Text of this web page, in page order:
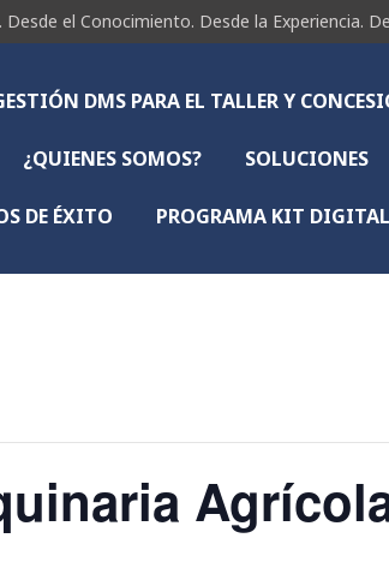
Desde el Conocimiento. Desde la Experiencia.
DMS PARA EL TALLER Y
¿QUIENES SOMOS? SOLUCIONES
DE ÉXITO PROGRAMA KIT DIGITAL